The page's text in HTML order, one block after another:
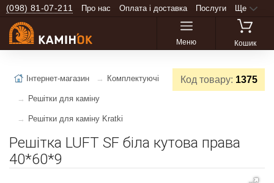
(098) 81-07-211 Про нас Оплата і доставка Послуги Ще
Меню Кошик
Код товару: 1375
Інтернет-магазин Комплектуючі
Решітки для каміну
Решітки для каміну Kratki
Решітка LUFT SF біла кутова права
40*60*9